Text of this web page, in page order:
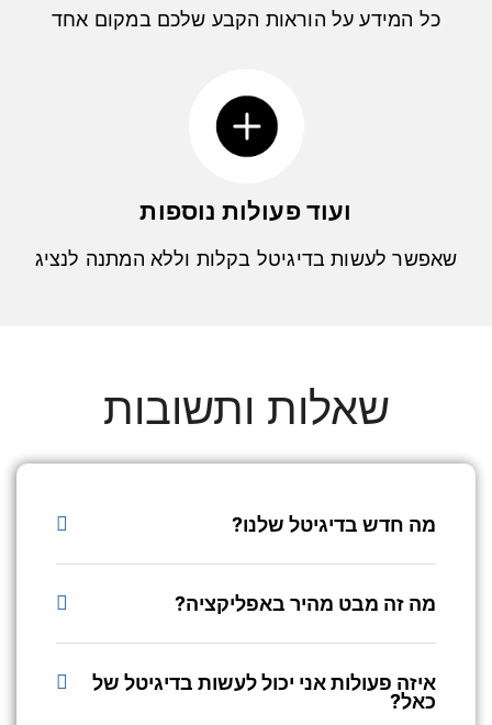
כל המידע על הוראות הקבע שלכם במקום אחד
ועוד פעולות נוספות
שאפשר לעשות בדיגיטל בקלות וללא המתנה לנציג
שאלות ותשובות
מה חדש בדיגיטל שלנו?
מה זה מבט מהיר באפליקציה?
איזה פעולות אני יכול לעשות בדיגיטל של
כאל?